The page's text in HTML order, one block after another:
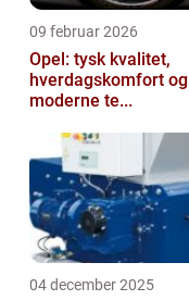
09 februar 2026
Opel: tysk kvalitet,
hverdagskomfort og
moderne te...
04 december 2025